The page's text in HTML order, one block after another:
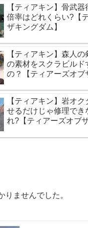
【ティアキン】骨武
倍率はどれくらい?【
ザキングダム】
【ティアキン】森人
の素材をスクラビルド
の？【ティアーズオブ
【ティアキン】岩オ
せるだけじゃ修理でき
れ?【ティアーズオブ
りませんでした。